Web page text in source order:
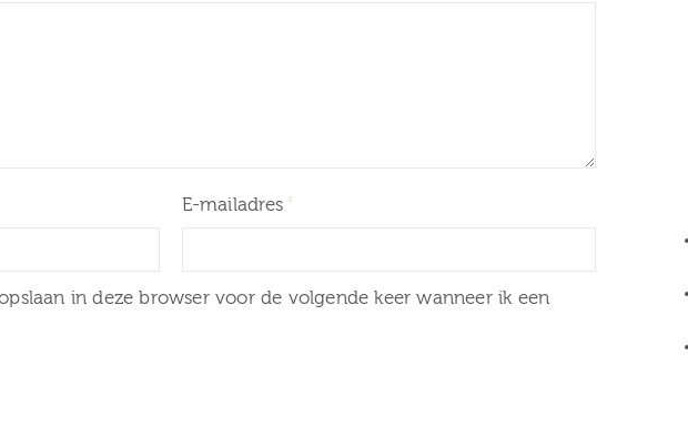
E-mailadres
in deze browser voor de volgende keer wanneer ik een